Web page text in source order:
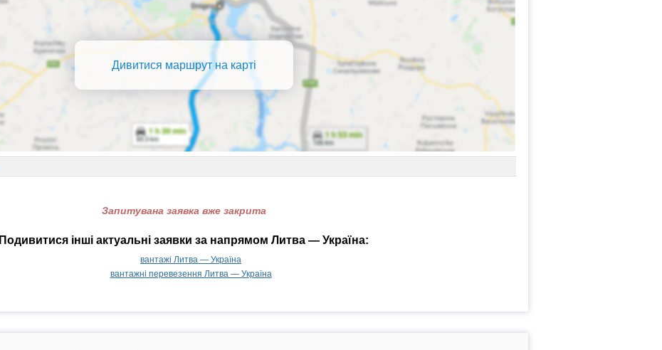
Дивитися маршрут на карті
Запитувана заявка вже закрита
Подивитися інші актуальні заявки за напрямом Литва — Україна:
вантажі Литва — Україна
вантажні перевезення Литва — Україна